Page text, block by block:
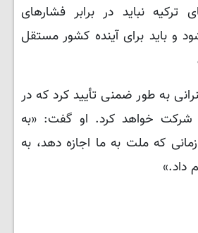
نباید در برابر فشارهای
و باید برای آینده کشور مستقل
به طور ضمنی تأیید کرد که در
شرکت خواهد کرد. او گفت: «به
که ملت به ما اجازه دهد، به
داد.»